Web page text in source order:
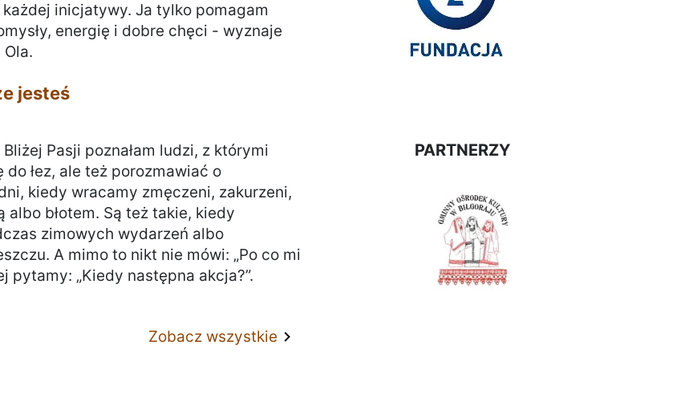
każdej inicjatywy. Ja tylko pomagam
energię i dobre chęci - wyznaje
jesteś
Pasji poznałam ludzi, z którymi
do łez, ale też porozmawiać o
kiedy wracamy zmęczeni, zakurzeni,
albo błotem. Są też takie, kiedy
zimowych wydarzeń albo
A mimo to nikt nie mówi: „Po co mi
pytamy: „Kiedy następna akcja?”.
Zobacz wszystkie
PARTNERZY